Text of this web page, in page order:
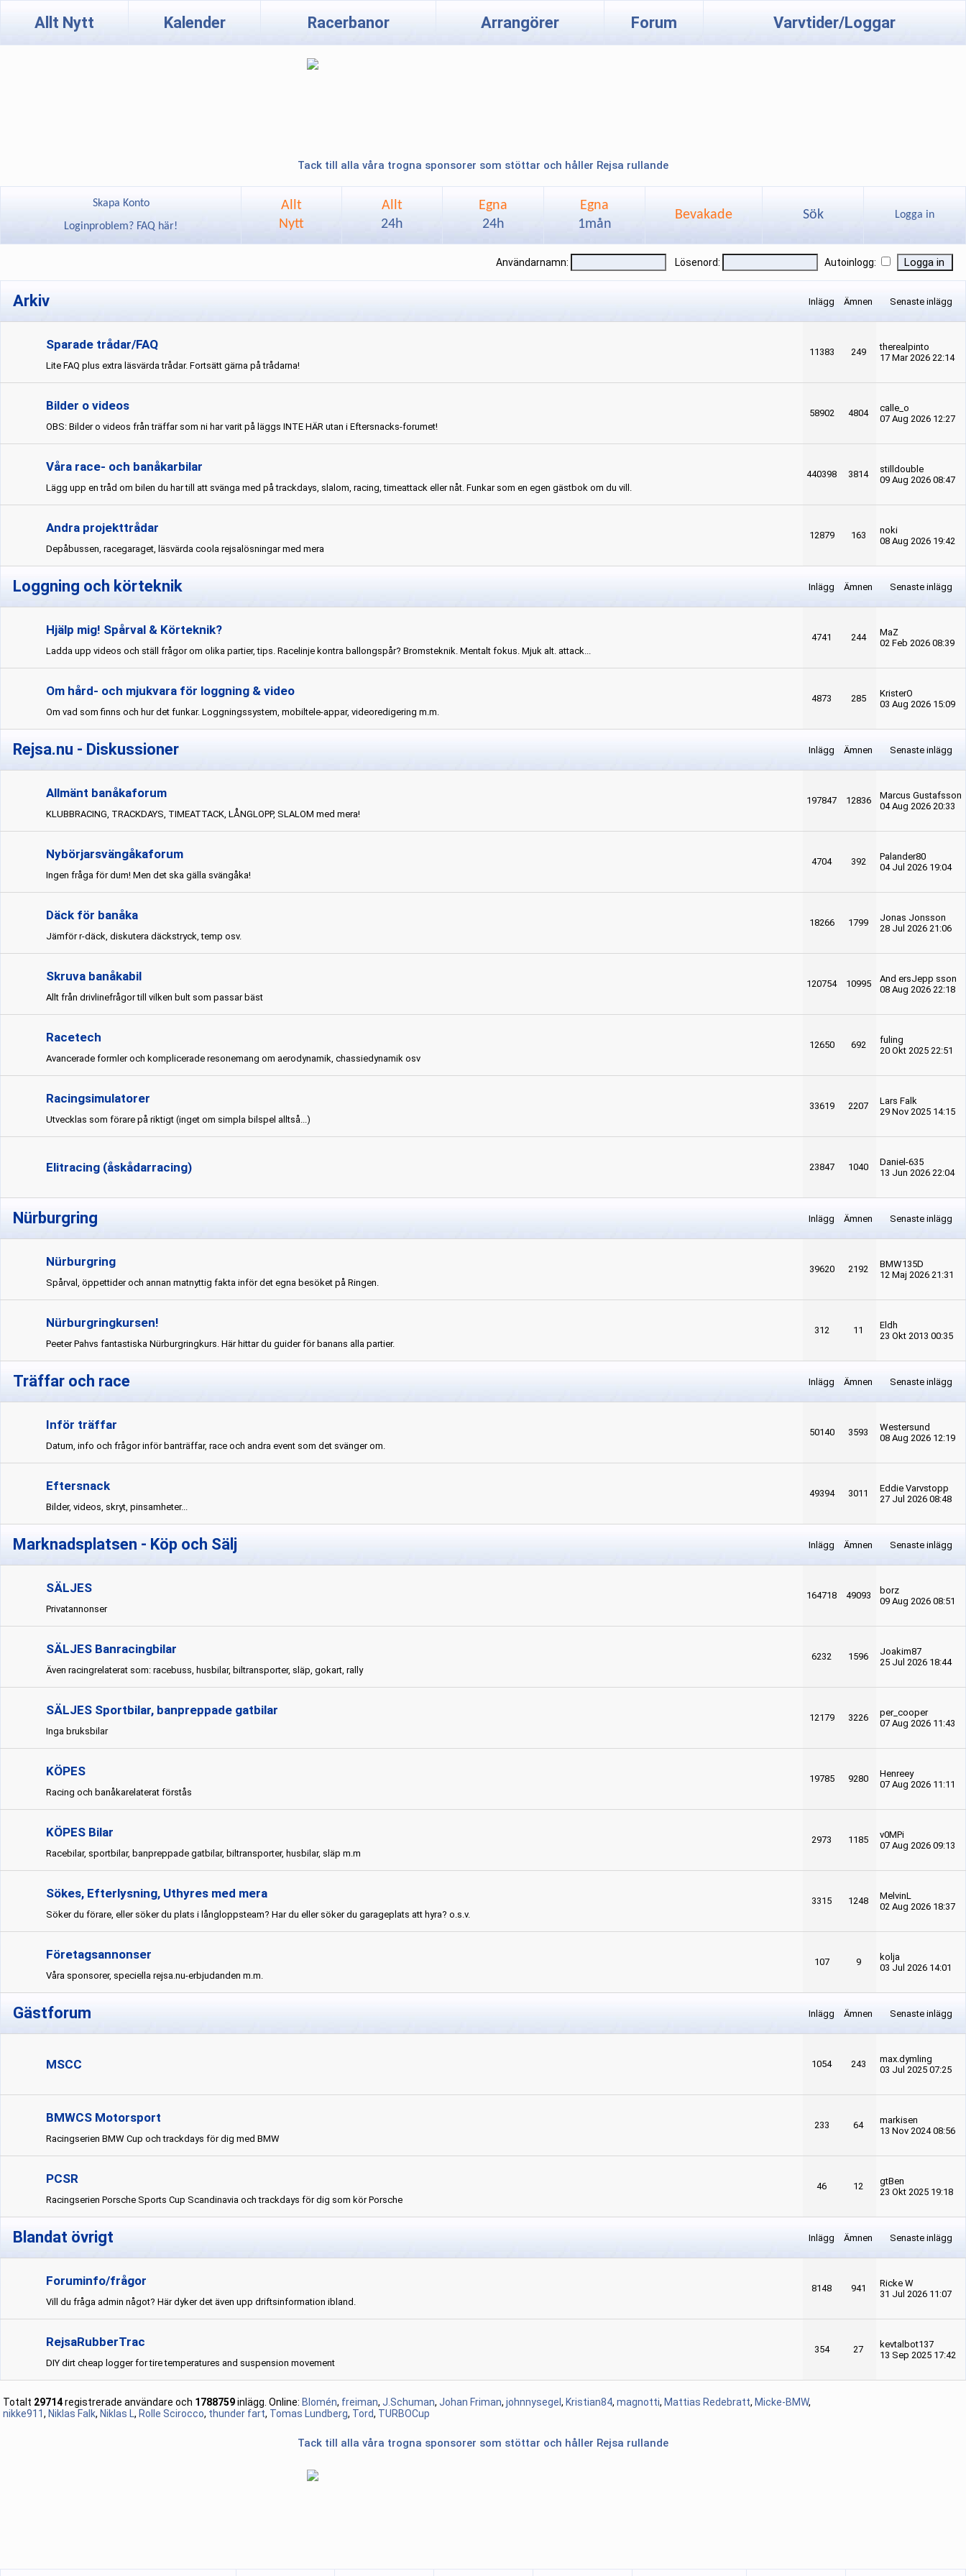
Allt Nytt Kalender Racerbanor Arrangörer Forum Varvtider/Loggar
Tack till alla våra trogna sponsorer som stöttar och håller Rejsa rullande
Skapa Konto
Loginproblem? FAQ här!
Allt
Nytt
Allt
24h
Egna
24h
Egna
1mån
Bevakade Sök Logga in
Användarnamn: Lösenord: Autoinlogg:
Arkiv Inlägg Ämnen Senaste inlägg
Sparade trådar/FAQ
Lite FAQ plus extra läsvärda trådar. Fortsätt gärna på trådarna!
11383 249
therealpinto
17 Mar 2026 22:14
Bilder o videos
OBS: Bilder o videos från träffar som ni har varit på läggs INTE HÄR utan i Eftersnacks-forumet!
58902 4804
calle_o
07 Aug 2026 12:27
Våra race- och banåkarbilar
Lägg upp en tråd om bilen du har till att svänga med på trackdays, slalom, racing, timeattack eller nåt. Funkar som en egen gästbok om du vill.
440398 3814
stilldouble
09 Aug 2026 08:47
Andra projekttrådar
Depåbussen, racegaraget, läsvärda coola rejsalösningar med mera
12879 163
noki
08 Aug 2026 19:42
Loggning och körteknik Inlägg Ämnen Senaste inlägg
Hjälp mig! Spårval & Körteknik?
Ladda upp videos och ställ frågor om olika partier, tips. Racelinje kontra ballongspår? Bromsteknik. Mentalt fokus. Mjuk alt. attack...
4741 244
MaZ
02 Feb 2026 08:39
Om hård- och mjukvara för loggning & video
Om vad som finns och hur det funkar. Loggningssystem, mobiltele-appar, videoredigering m.m.
4873 285
KristerO
03 Aug 2026 15:09
Rejsa.nu - Diskussioner Inlägg Ämnen Senaste inlägg
Allmänt banåkaforum
KLUBBRACING, TRACKDAYS, TIMEATTACK, LÅNGLOPP, SLALOM med mera!
197847 12836
Marcus Gustafsson
04 Aug 2026 20:33
Nybörjarsvängåkaforum
Ingen fråga för dum! Men det ska gälla svängåka!
4704 392
Palander80
04 Jul 2026 19:04
Däck för banåka
Jämför r-däck, diskutera däckstryck, temp osv.
18266 1799
Jonas Jonsson
28 Jul 2026 21:06
Skruva banåkabil
Allt från drivlinefrågor till vilken bult som passar bäst
120754 10995
And ersJepp sson
08 Aug 2026 22:18
Racetech
Avancerade formler och komplicerade resonemang om aerodynamik, chassiedynamik osv
12650 692
fuling
20 Okt 2025 22:51
Racingsimulatorer
Utvecklas som förare på riktigt (inget om simpla bilspel alltså...)
33619 2207
Lars Falk
29 Nov 2025 14:15
Elitracing (åskådarracing) 23847 1040
Daniel-635
13 Jun 2026 22:04
Nürburgring Inlägg Ämnen Senaste inlägg
Nürburgring
Spårval, öppettider och annan matnyttig fakta inför det egna besöket på Ringen.
39620 2192
BMW135D
12 Maj 2026 21:31
Nürburgringkursen!
Peeter Pahvs fantastiska Nürburgringkurs. Här hittar du guider för banans alla partier.
312 11
Eldh
23 Okt 2013 00:35
Träffar och race Inlägg Ämnen Senaste inlägg
Inför träffar
Datum, info och frågor inför banträffar, race och andra event som det svänger om.
50140 3593
Westersund
08 Aug 2026 12:19
Eftersnack
Bilder, videos, skryt, pinsamheter...
49394 3011
Eddie Varvstopp
27 Jul 2026 08:48
Marknadsplatsen - Köp och Sälj Inlägg Ämnen Senaste inlägg
SÄLJES
Privatannonser
164718 49093
borz
09 Aug 2026 08:51
SÄLJES Banracingbilar
Även racingrelaterat som: racebuss, husbilar, biltransporter, släp, gokart, rally
6232 1596
Joakim87
25 Jul 2026 18:44
SÄLJES Sportbilar, banpreppade gatbilar
Inga bruksbilar
12179 3226
per_cooper
07 Aug 2026 11:43
KÖPES
Racing och banåkarelaterat förstås
19785 9280
Henreey
07 Aug 2026 11:11
KÖPES Bilar
Racebilar, sportbilar, banpreppade gatbilar, biltransporter, husbilar, släp m.m
2973 1185
v0MPi
07 Aug 2026 09:13
Sökes, Efterlysning, Uthyres med mera
Söker du förare, eller söker du plats i långloppsteam? Har du eller söker du garageplats att hyra? o.s.v.
3315 1248
MelvinL
02 Aug 2026 18:37
Företagsannonser
Våra sponsorer, speciella rejsa.nu-erbjudanden m.m.
107 9
kolja
03 Jul 2026 14:01
Gästforum Inlägg Ämnen Senaste inlägg
MSCC 1054 243
max.dymling
03 Jul 2025 07:25
BMWCS Motorsport
Racingserien BMW Cup och trackdays för dig med BMW
233 64
markisen
13 Nov 2024 08:56
PCSR
Racingserien Porsche Sports Cup Scandinavia och trackdays för dig som kör Porsche
46 12
gtBen
23 Okt 2025 19:18
Blandat övrigt Inlägg Ämnen Senaste inlägg
Foruminfo/frågor
Vill du fråga admin något? Här dyker det även upp driftsinformation ibland.
8148 941
Ricke W
31 Jul 2026 11:07
RejsaRubberTrac
DIY dirt cheap logger for tire temperatures and suspension movement
354 27
kevtalbot137
13 Sep 2025 17:42
Totalt 29714registrerade användare och 1788759inlägg. Online: Blomén, freiman, J.Schuman, Johan Friman, johnnysegel , Kristian84, magnotti, Mattias Redebratt, Micke-BMW,
nikke911, Niklas Falk, Niklas L, Rolle Scirocco, thunder fart, Tomas Lundberg, Tord, TURBOCup
Tack till alla våra trogna sponsorer som stöttar och håller Rejsa rullande